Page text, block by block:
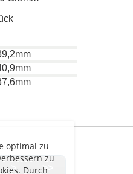
optimal zu
zu
Durch
> >>